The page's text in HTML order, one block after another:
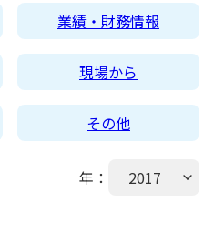
業績・財務情報
現場から
その他
年： 2017